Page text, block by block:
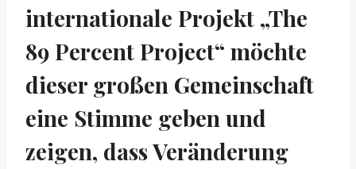
internationale Projekt „The
89 Percent Project“ möchte
dieser großen Gemeinschaft
eine Stimme geben und
zeigen, dass Veränderung